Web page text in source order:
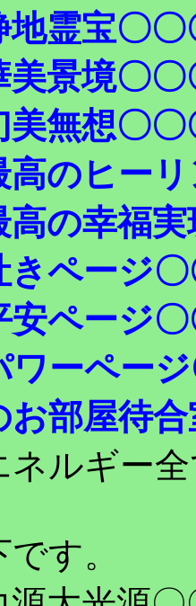
地霊宝〇〇
美景境〇〇
美無想〇〇
高のヒー
高の幸福
きページ
安ページ
ワーペー
お部屋待
ネルギー
す。